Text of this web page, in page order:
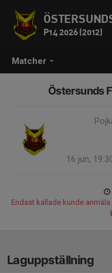
Matcher
P14 2026 (2012)
Östersunds
16 jun,
Endast kallade kunde
Laguppställning